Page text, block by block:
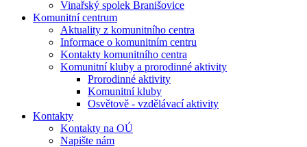
Vinařský spolek Branišovice
Komunitní centrum
Aktuality z komunitního centra
Informace o komunitním centru
Kontakty komunitního centra
Komunitní kluby a prorodinné aktivity
Prorodinné aktivity
Komunitní kluby
Osvětově - vzdělávací aktivity
Kontakty
Kontakty na OÚ
Napište nám